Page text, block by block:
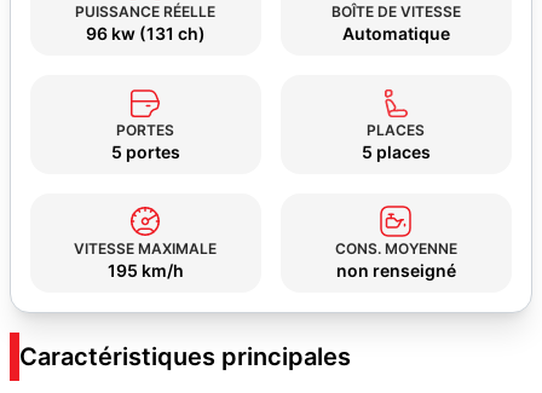
PUISSANCE RÉELLE
96 kw (131 ch)
BOÎTE DE VITESSE
Automatique
PORTES
5 portes
PLACES
5 places
VITESSE MAXIMALE
195 km/h
CONS. MOYENNE
non renseigné
Caractéristiques principales